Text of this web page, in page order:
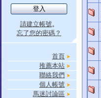
請建立帳號。
忘了您的密碼？
首頁
推薦本站
聯絡我們
個人帳號
馬迷討論區